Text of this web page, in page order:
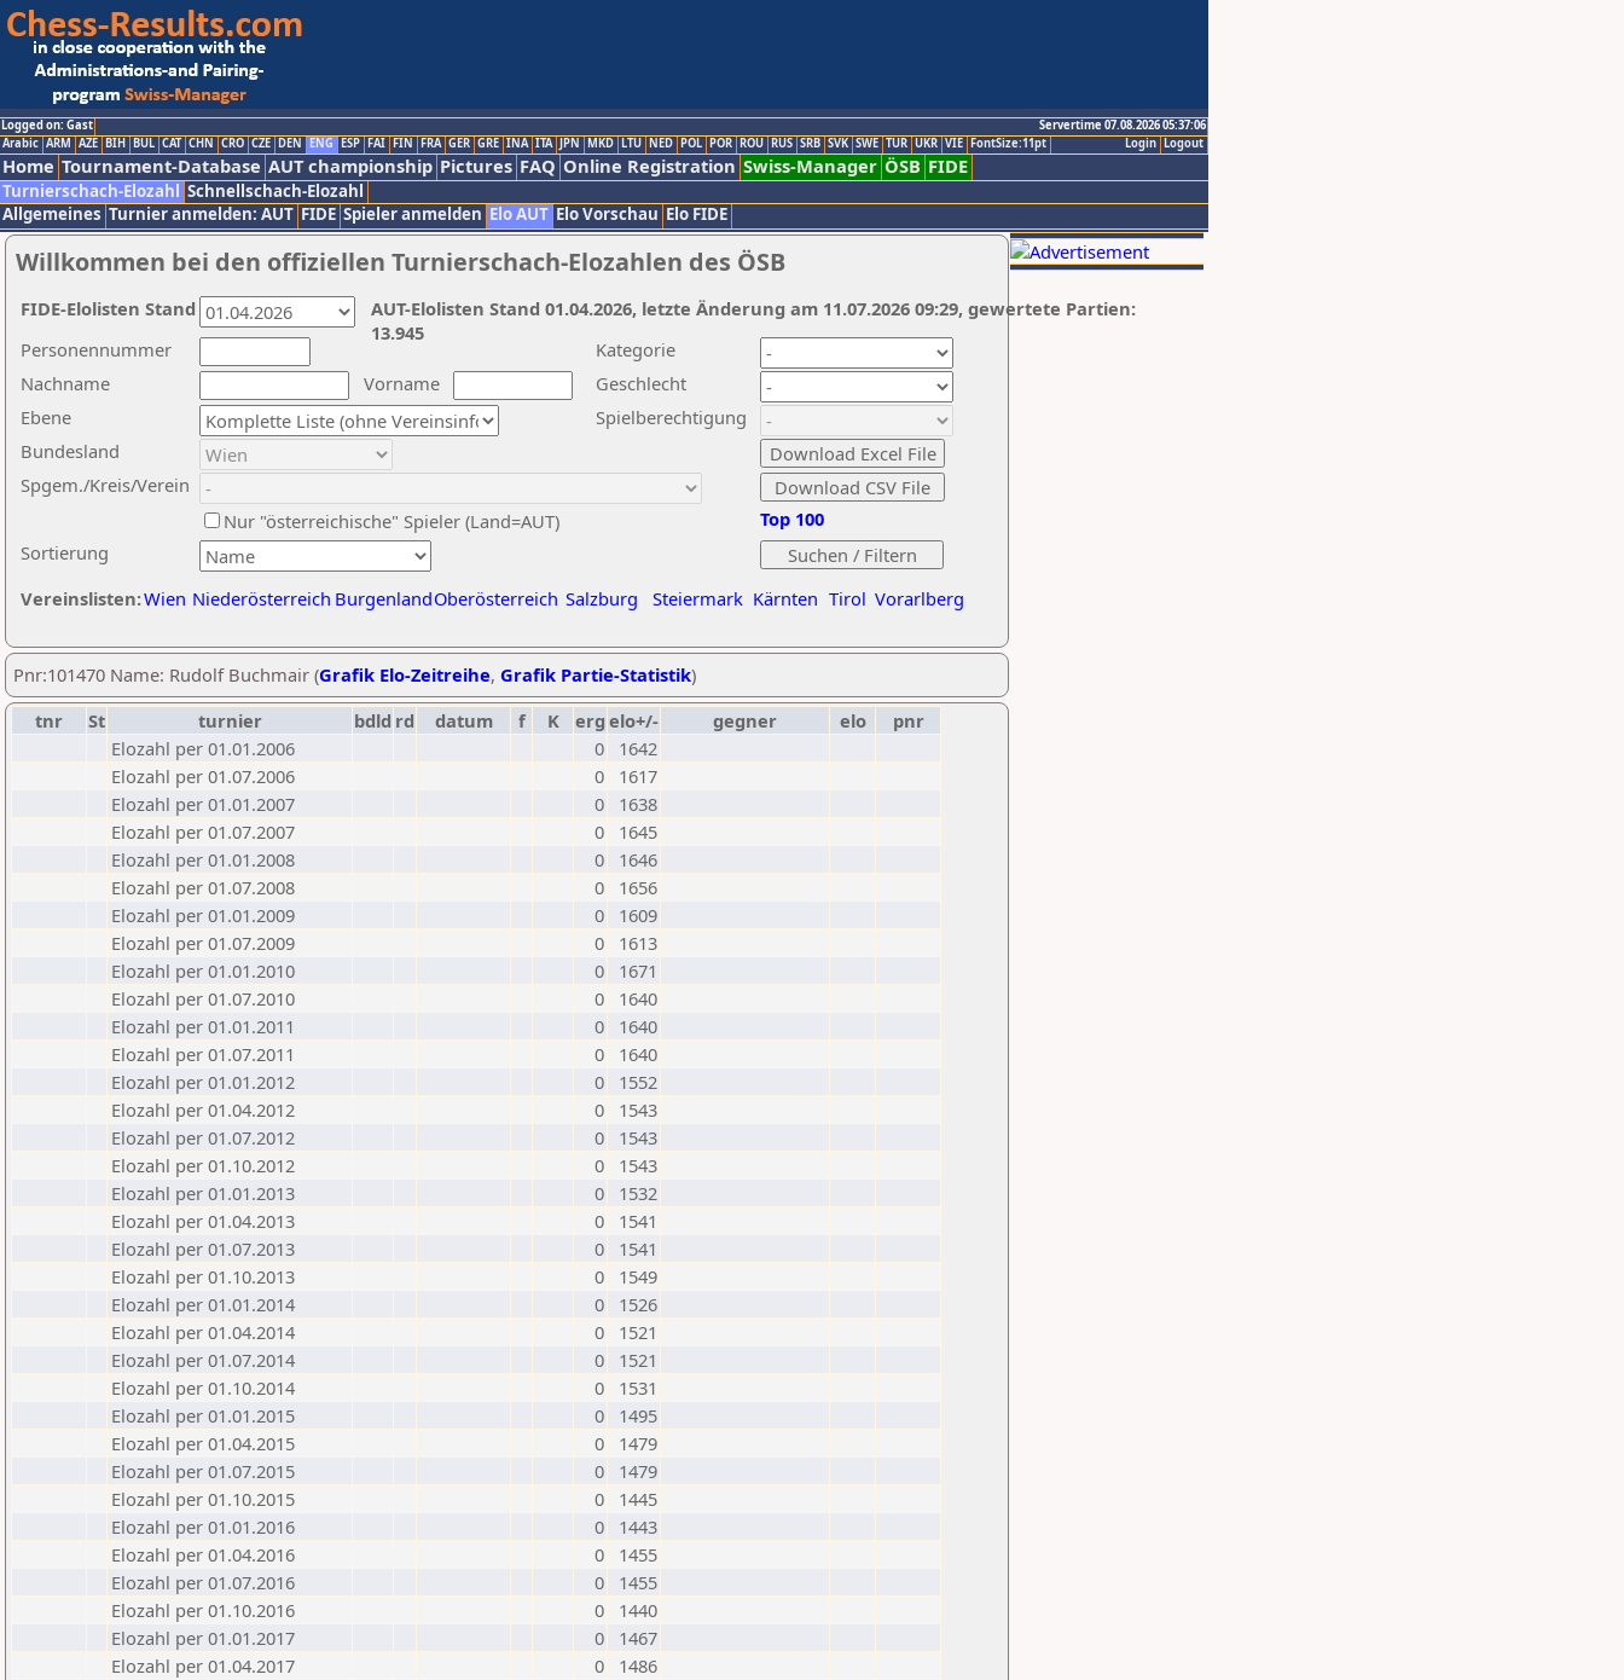
Logged on: Gast
Servertime 07.08.2026 05:37:06
Logout
Login
Arabic ARM AZE BIH BUL CAT CHN CRO CZE DEN ENG ESP FAI FIN FRA GER GRE INA ITA JPN MKD LTU NED POL POR ROU RUS SRB SVK SWE TUR UKR VIE FontSize:11pt
Home Tournament-Database AUT championship Pictures FAQ Online Registration Swiss-Manager ÖSB FIDE
Turnierschach-Elozahl Schnellschach-Elozahl
Allgemeines Turnier anmelden: AUT FIDE Spieler anmelden Elo AUT Elo Vorschau Elo FIDE
Willkommen bei den offiziellen Turnierschach-Elozahlen des ÖSB
Nachname
Vorname
Ebene
Kategorie
Sortierung
Personennummer
Bundesland
Spgem./Kreis/Verein
Geschlecht
Nur "österreichische" Spieler (Land=AUT)
Spielberechtigung
Vereinslisten:Wien Niederösterreich BurgenlandOberösterreich Salzburg Steiermark Kärnten Tirol Vorarlberg
Top 100
AUT-Elolisten Stand 01.04.2026, letzte Änderung am 11.07.2026 09:29, gewertete Partien:
13.945
FIDE-Elolisten Stand
Pnr:101470 Name: Rudolf Buchmair (Grafik Elo-Zeitreihe, Grafik Partie-Statistik)
tnr
St turnier bdld rd datum f K erg elo+/- gegner elo
pnr
Elozahl per 01.01.2006
0
1642
Elozahl per 01.07.2006
0
1617
Elozahl per 01.01.2007
0
1638
Elozahl per 01.07.2007
0
1645
Elozahl per 01.01.2008
0
1646
Elozahl per 01.07.2008
0
1656
Elozahl per 01.01.2009
0
1609
Elozahl per 01.07.2009
0
1613
Elozahl per 01.01.2010
0
1671
Elozahl per 01.07.2010
0
1640
Elozahl per 01.01.2011
0
1640
Elozahl per 01.07.2011
0
1640
Elozahl per 01.01.2012
0
1552
Elozahl per 01.04.2012
0
1543
Elozahl per 01.07.2012
0
1543
Elozahl per 01.10.2012
0
1543
Elozahl per 01.01.2013
0
1532
Elozahl per 01.04.2013
0
1541
Elozahl per 01.07.2013
0
1541
Elozahl per 01.10.2013
0
1549
Elozahl per 01.01.2014
0
1526
Elozahl per 01.04.2014
0
1521
Elozahl per 01.07.2014
0
1521
Elozahl per 01.10.2014
0
1531
Elozahl per 01.01.2015
0
1495
Elozahl per 01.04.2015
0
1479
Elozahl per 01.07.2015
0
1479
Elozahl per 01.10.2015
0
1445
Elozahl per 01.01.2016
0
1443
Elozahl per 01.04.2016
0
1455
Elozahl per 01.07.2016
0
1455
Elozahl per 01.10.2016
0
1440
Elozahl per 01.01.2017
0
1467
Elozahl per 01.04.2017
0
1486